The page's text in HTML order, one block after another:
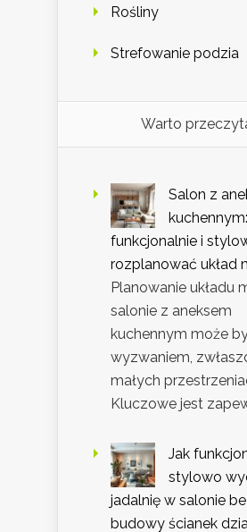
Rośliny
Strefowanie podzia
Warto
Salon z
funkcjonalnie i
rozplanować układ
Planowanie układu
salonie z aneksem
kuchennym może
wyzwaniem,
małych
Kluczowe jest
Jak
stylowo
jadalnię w salonie
budowy ścianek